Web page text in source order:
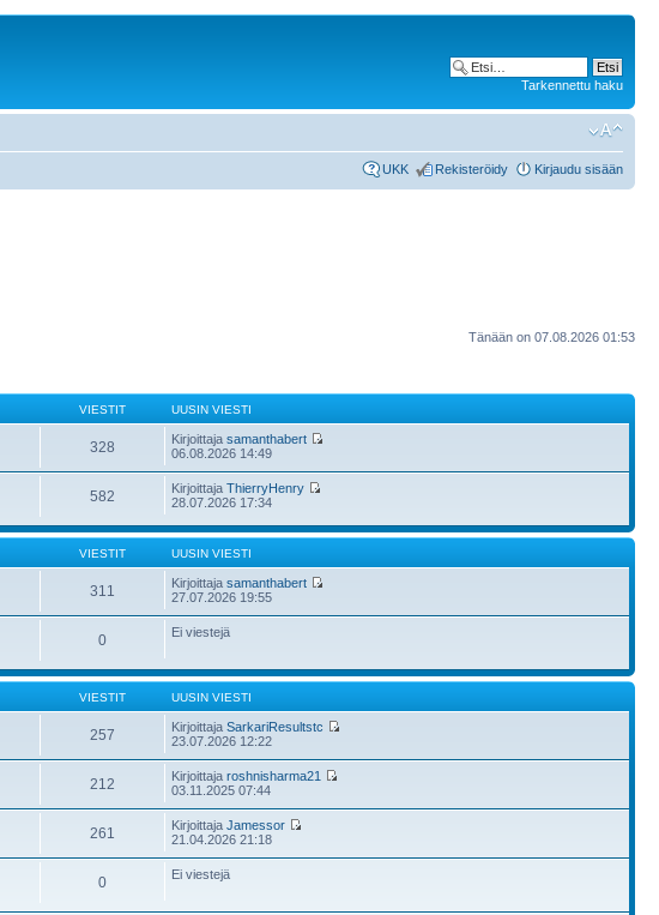
Tarkennettu haku
UKK Rekisteröidy Kirjaudu sisään
Tänään on 07.08.2026 01:53
VIESTIT UUSIN VIESTI
328 Kirjoittajasamanthabert
06.08.2026 14:49
582 KirjoittajaThierryHenry
28.07.2026 17:34
VIESTIT UUSIN VIESTI
311 Kirjoittajasamanthabert
27.07.2026 19:55
0 Ei viestejä
VIESTIT UUSIN VIESTI
257 KirjoittajaSarkariResultstc
23.07.2026 12:22
212 Kirjoittajaroshnisharma21
03.11.2025 07:44
261 KirjoittajaJamessor
21.04.2026 21:18
0 Ei viestejä